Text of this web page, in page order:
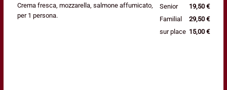
Crema fresca, mozzarella, salmone affumicato,
per 1 persona.
Senior
19,50 €
Familial
29,50 €
sur place 15,00 €